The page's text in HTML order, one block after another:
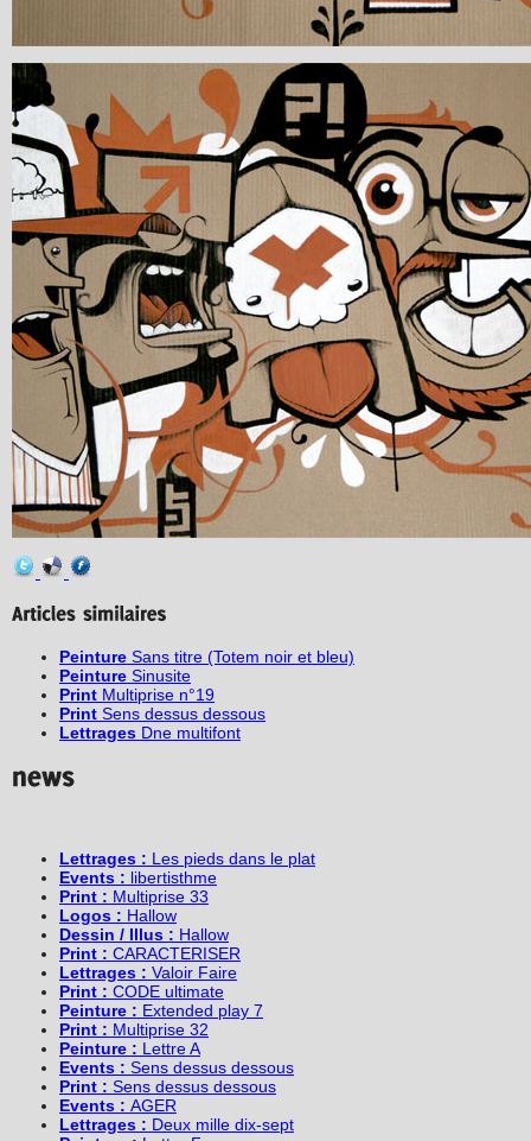
Peinture Sans titre (Totem noir et bleu)
Peinture Sinusite
Print Multiprise n°19
Print Sens dessus dessous
Lettrages Dne multifont
Lettrages : Les pieds dans le plat
Events : libertisthme
Print : Multiprise 33
Logos : Hallow
Dessin / Illus : Hallow
Print : CARACTERISER
Lettrages : Valoir Faire
Print : CODE ultimate
Peinture : Extended play 7
Print : Multiprise 32
Peinture : Lettre A
Events : Sens dessus dessous
Print : Sens dessus dessous
Events : AGER
Lettrages : Deux mille dix-sept